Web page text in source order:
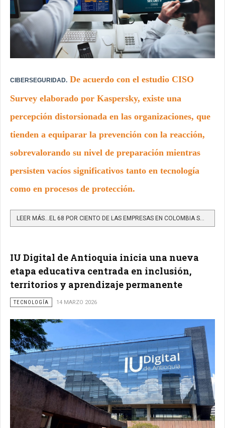
CIBERSEGURIDAD. De acuerdo con el estudio CISO
Survey elaborado por Kaspersky, existe una
percepción distorsionada en las organizaciones, que
tienden a equiparar la prevención con la reacción,
sobrevalorando su nivel de preparación mientras
persisten vacíos significativos tanto en tecnología
como en procesos de protección.
LEER MÁS…EL 68 POR CIENTO DE LAS EMPRESAS EN COLOMBIA SOBREESTIMA SU CIBERSEGURIDAD
IU Digital de Antioquia inicia una nueva
etapa educativa centrada en inclusión,
territorios y aprendizaje permanente
TECNOLOGÍA 14 MARZO 2026